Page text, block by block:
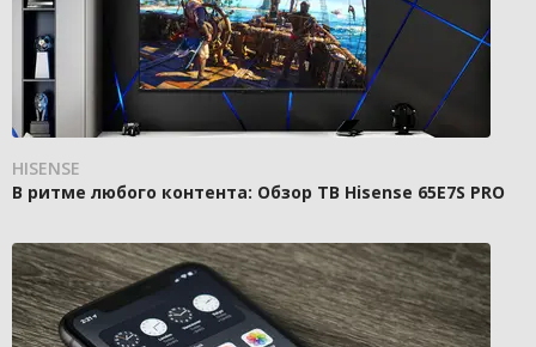
HISENSE
В ритме любого контента: Обзор ТВ Hisense 65E7S PRO